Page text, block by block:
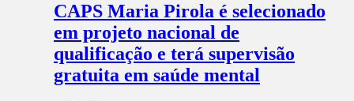
CAPS Maria Pirola é selecionado
em projeto nacional de
qualificação e terá supervisão
gratuita em saúde mental